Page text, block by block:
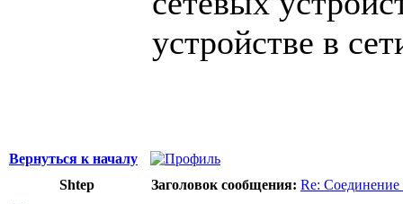
устройстве в
Вернуться к началу
Shtep
Заголовок сообщения: Re: